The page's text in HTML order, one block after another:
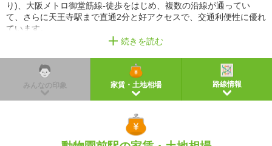
り)、大阪メトロ御堂筋線-徒歩をはじめ、複数の沿線が通ってい
て、さらに天王寺駅まで直通2分と好アクセスで、交通利便性に優れ
ています。
駅周辺にはスーパー、コンビニ、薬局（薬店）などの商業施設があ
また、幼稚園・保育園、中学校があるので、教育環境も充実してい
※掲載しているアクセス情報は2021年3月時点のものです。
続きを読む
みんなの印象 家賃・土地相場 路線情報